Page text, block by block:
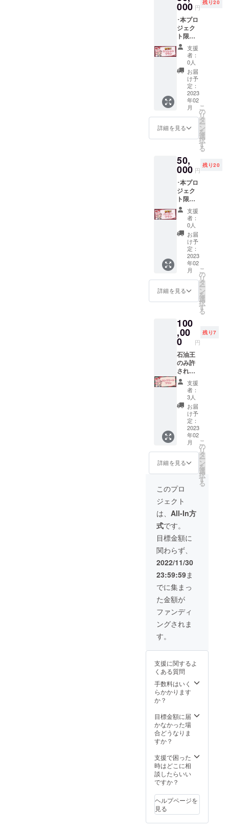
匿名と
してく
ださい
動報告
にて) ･
クラ
ファン
プロ
ジェク
トあり
がとう
生配信
でお名
前を読
み上げ
※備考欄
にお名
前のご
記入を
希望さ
れない
場合は
名前を
匿名と
してく
ださい
000 円
残り20
･本プロ
ジェク
ト限定
クッ
ション1
点(四角
系40cm
予定)(新
規描き
下ろし
イラス
ト) ･ス
マホ
&PC用
壁紙 ･プ
ロジェ
展の様
子を(活
動報告
にて) ･
クラ
ファン
プロ
ジェク
トあり
がとう
生配信
でお名
前を読
み上げ
※備考欄
にお名
前のご
限定 ※
希望さ
れない
場合は
名前を
匿名と
してく
ださい
支援
者：
0人
お届
け予
定：
2023
年02
月
詳細を見る
こ
の
リ
タ
ー
ン
を
選
択
す
る
50,
000 円
残り20
･本プロ
ジェク
ト限定
パー
カー1点
(サイズ
S.M.Lか
ら選択
可)(黒地
+新規描
き下ろ
しイラ
スト) ･
スマホ
&PC用
壁紙 ･プ
クト進
展の様
子を(活
動報告
にて) ･
クラ
ファン
プロ
ジェク
トあり
がとう
生配信
でお名
前を読
み上げ
※備考欄
にお名
前のご
記入を
してく
れた方
限定 ※
希望さ
れない
場合は
名前を
匿名と
してく
ださい
支援
者：
0人
お届
け予
定：
2023
年02
月
詳細を見る
こ
の
リ
タ
ー
ン
を
選
択
す
る
100
,00
0 円
残り7
石油王
のみ許
される
コンプ
リート
セッ
ト 全1
点 ･コン
ビニプ
リント
にて印
刷可能
な手書
き風サ
ンクス
カード
データ ･
アクリ
ルキー
ホル
ダー(新
規描き
下ろし
イラス
ト) ･
ファン
会員証
(プラ
カード)
･アクリ
ルスタ
ンド(新
規描き
下ろし
グカッ
描き下
ろしイ
ラスト)
･オリジ
ナルT
(白地
+新規描
き下ろ
しイラ
本プロ
ジェク
ト限定
クッ
(40cm
予定)(新
規描き
下ろし
支援
者：
3人
お届
け予
定：
2023
年02
月
詳細を見る
こ
の
リ
タ
ー
ン
を
選
択
す
る
このプロ
ジェクト
は、 All-In方
式です。
目標金額に
関わらず、
2022/11/30
23:59:59ま
でに集まっ
た金額が
ファンディ
ングされま
す。
支援に関するよ
くある質問
手数料はいく
らかかります
か？
目標金額に届
かなかった場
合どうなりま
すか？
支援で困った
時はどこに相
談したらいい
ですか？
ヘルプページを
見る